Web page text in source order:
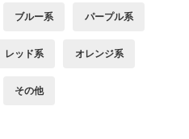
ブルー系 パープル系
レッド系 オレンジ系
その他